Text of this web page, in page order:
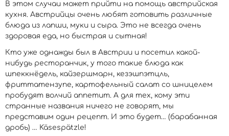
В этом случаи может прийти на помощь австрийская
кухня. Австрийцы очень любят готовить различные
блюда из лапши, муки и сыра. Это не всегда очень
здоровая еда, но быстрая и сытная!
Кто уже однажды был в Австрии и посетил какой-
нибудь ресторанчик, у того такие блюда как
шпеккнёдель, кайзершмарн, кезэшпэтцль,
фриттатензупе, картофельный салат со шницелем
пробудят волчий аппетит. А для тех, кому эти
странные названия ничего не говорят, мы
представим один рецепт. И это будет… (барабанная
дробь) … Käsespätzle!